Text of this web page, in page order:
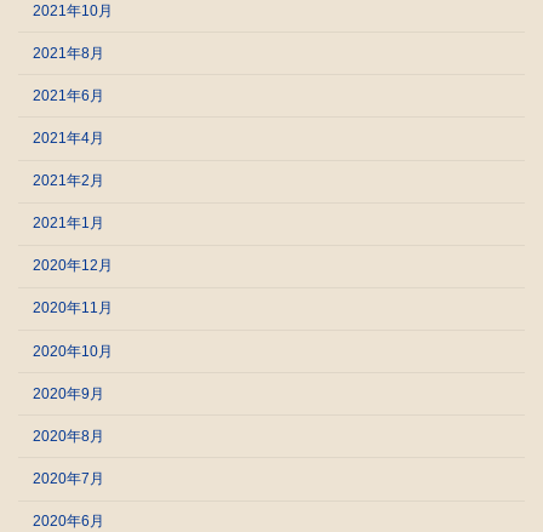
2021年10月
2021年8月
2021年6月
2021年4月
2021年2月
2021年1月
2020年12月
2020年11月
2020年10月
2020年9月
2020年8月
2020年7月
2020年6月